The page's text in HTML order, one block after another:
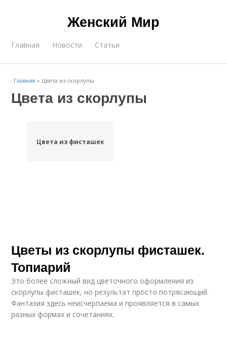
Женский Мир
Главная Новости Статьи
Главная » Цвета из скорлупы
Цвета из скорлупы
Цвета из фисташек
Цветы из скорлупы фисташек.
Топиарий
Это более сложный вид цветочного оформления из
скорлупы фисташек, но результат просто потрясающий.
Фантазия здесь неисчерпаема и проявляется в самых
разных формах и сочетаниях.